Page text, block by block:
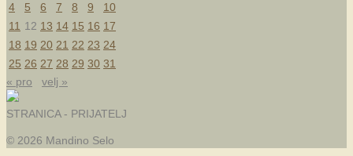
4
5 6 7 8 9
10
11 12 13 14 15 16 17
18 19 20 21 22 23 24
25 26 27 28 29 30 31
« pro
velj »
STRANICA - PRIJATELJ
© 2026 Mandino Selo